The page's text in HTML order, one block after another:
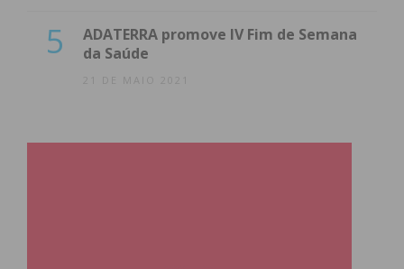
5
ADATERRA promove IV Fim de Semana
da Saúde
21 DE MAIO 2021